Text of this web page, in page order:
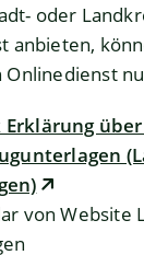
oder
anbieten,
Onlinedienst
Erklärung
von Website